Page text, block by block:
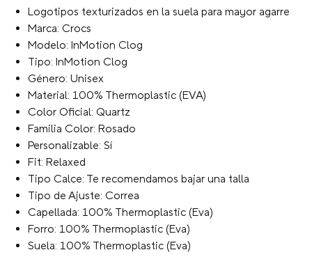
Zueco Unisex Inmotion Clog Rosado Crocs
Logotipos texturizados en la suela para mayor agarre
Marca: Crocs
Modelo: InMotion Clog
Tipo: InMotion Clog
Género: Unisex
Material: 100% Thermoplastic (EVA)
Color Oficial: Quartz
Familia Color: Rosado
Personalizable: Sí
Fit: Relaxed
Tipo Calce: Te recomendamos bajar una talla
Tipo de Ajuste: Correa
Capellada: 100% Thermoplastic (Eva)
Forro: 100% Thermoplastic (Eva)